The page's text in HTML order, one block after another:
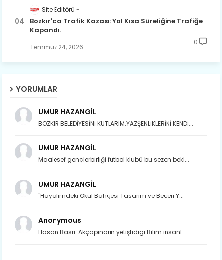
Site Editörü
Bozkır'da Trafik Kazası: Yol Kısa Süreliğine Trafiğe
Kapandı.
Temmuz 24, 2026
0
YORUMLAR
UMUR HAZANGİL
BOZKIR BELEDİYESİNİ KUTLARIM.YAZŞENLİKLERİNİ KENDİ...
UMUR HAZANGİL
Maalesef gençlerbirliği futbol klubü bu sezon bekl...
UMUR HAZANGİL
"Hayalimdeki Okul Bahçesi Tasarım ve Beceri Y...
Anonymous
Hasan Basri: Akçapınarın yetiştidigi Bilim insanl...